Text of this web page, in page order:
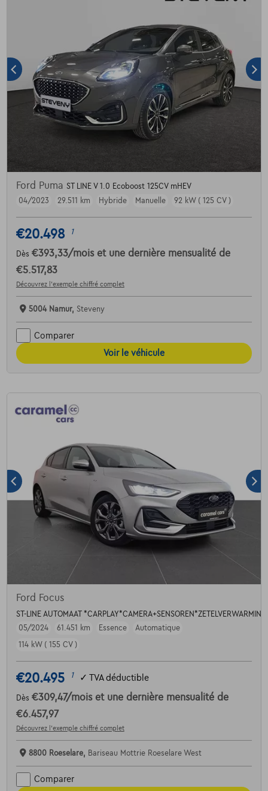
Ford Puma ST LINE V 1.0 Ecoboost 125CV mHEV
04/2023
29.511 km Hybride Manuelle 92 kW ( 125 CV )
€20.498 1
Dès €393,33/mois et une dernière mensualité de
€5.517,83
Découvrez l’exemple chiffré complet
5004 Namur, Steveny
Comparer
Voir le véhicule
Ford Focus
ST-LINE AUTOMAAT
05/2024
61.451 km Essence
Automatique
114 kW ( 155 CV )
€20.495 1 ✓ TVA déductible
Dès €309,47/mois et une dernière mensualité de
€6.457,97
Découvrez l’exemple chiffré complet
8800 Roeselare, Bariseau Mottrie Roeselare West
Comparer